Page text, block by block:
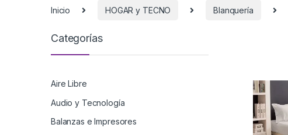
Inicio HOGAR y TECNO Blanquería
Categorías
Aire Libre
Audio y Tecnología
Balanzas e Impresores